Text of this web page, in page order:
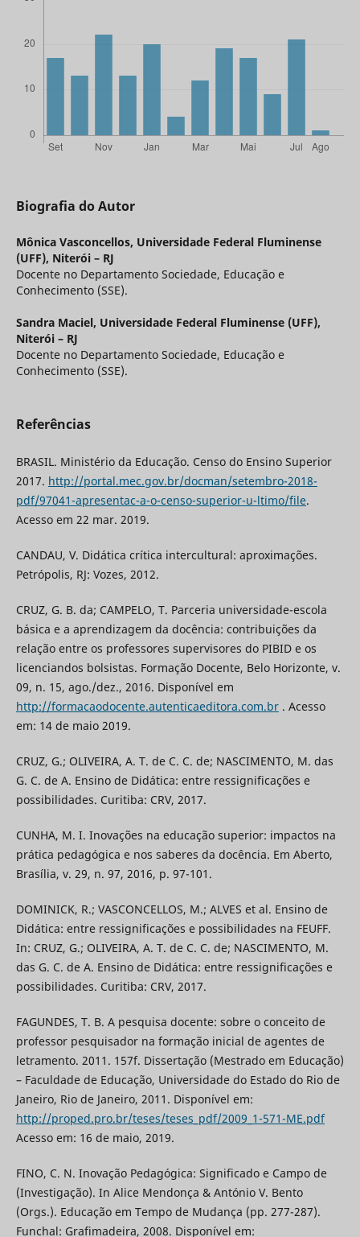
Biografia do Autor
Mônica Vasconcellos, Universidade Federal Fluminense
(UFF), Niterói – RJ
Docente no Departamento Sociedade, Educação e
Conhecimento (SSE).
Sandra Maciel, Universidade Federal Fluminense (UFF),
Niterói – RJ
Docente no Departamento Sociedade, Educação e
Conhecimento (SSE).
Referências
BRASIL. Ministério da Educação. Censo do Ensino Superior
2017. http://portal.mec.gov.br/docman/setembro-2018-
pdf/97041-apresentac-a-o-censo-superior-u-ltimo/file.
Acesso em 22 mar. 2019.
CANDAU, V. Didática crítica intercultural: aproximações.
Petrópolis, RJ: Vozes, 2012.
CRUZ, G. B. da; CAMPELO, T. Parceria universidade-escola
básica e a aprendizagem da docência: contribuições da
relação entre os professores supervisores do PIBID e os
licenciandos bolsistas. Formação Docente, Belo Horizonte, v.
09, n. 15, ago./dez., 2016. Disponível em
http://formacaodocente.autenticaeditora.com.br. Acesso
em: 14 de maio 2019.
CRUZ, G.; OLIVEIRA, A. T. de C. C. de; NASCIMENTO, M. das
G. C. de A. Ensino de Didática: entre ressignificações e
possibilidades. Curitiba: CRV, 2017.
CUNHA, M. I. Inovações na educação superior: impactos na
prática pedagógica e nos saberes da docência. Em Aberto,
Brasília, v. 29, n. 97, 2016, p. 97-101.
DOMINICK, R.; VASCONCELLOS, M.; ALVES et al. Ensino de
Didática: entre ressignificações e possibilidades na FEUFF.
In: CRUZ, G.; OLIVEIRA, A. T. de C. C. de; NASCIMENTO, M.
das G. C. de A. Ensino de Didática: entre ressignificações e
possibilidades. Curitiba: CRV, 2017.
FAGUNDES, T. B. A pesquisa docente: sobre o conceito de
professor pesquisador na formação inicial de agentes de
letramento. 2011. 157f. Dissertação (Mestrado em Educação)
– Faculdade de Educação, Universidade do Estado do Rio de
Janeiro, Rio de Janeiro, 2011. Disponível em:
http://proped.pro.br/teses/teses_pdf/2009_1-571-ME.pdf
Acesso em: 16 de maio, 2019.
FINO, C. N. Inovação Pedagógica: Significado e Campo de
(Investigação). In Alice Mendonça & António V. Bento
(Orgs.). Educação em Tempo de Mudança (pp. 277-287).
Funchal: Grafimadeira, 2008. Disponível em: